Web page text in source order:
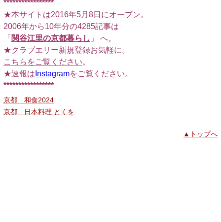
*****************
★本サイトは2016年5月8日にオープン。
2006年から10年分の4285記事は
「 関谷江里の京都暮らし 」 へ。
★クラブエリー新規登録お気軽に。
こちらをご覧ください。
★速報は Instagramをご覧ください。
*****************
京都 和食2024
京都 日本料理 とくを
▲トップへ